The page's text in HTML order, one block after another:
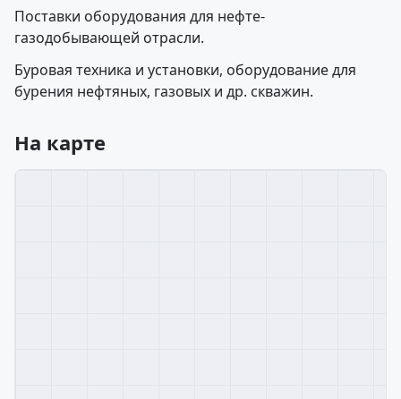
Поставки оборудования для нефте-
газодобывающей отрасли.
Буровая техника и установки, оборудование для
бурения нефтяных, газовых и др. скважин.
На карте